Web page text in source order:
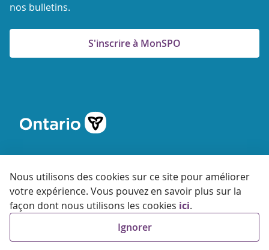
Nous utilisons des cookies sur ce site pour améliorer
votre expérience. Vous pouvez en savoir plus sur la
façon dont nous utilisons les cookies ici.
Ignorer
nos bulletins.
S'inscrire à MonSPO
© 2026 Agence ontarienne de protection et de promotion de
la santé
Confidentialité
d'utilisation
FAQ Plan du site